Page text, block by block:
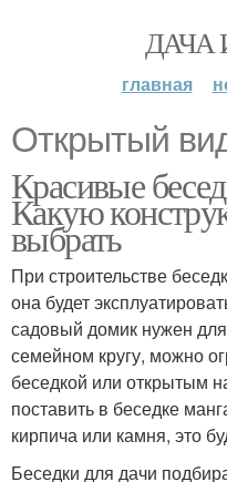
ДАЧА
главная
Открытый
Красивые
Какую
выбрать
При строительстве
она будет
садовый домик нужен
семейном кругу, можно
беседкой или открытым
поставить в беседке
кирпича или камня, это
Беседки для дачи